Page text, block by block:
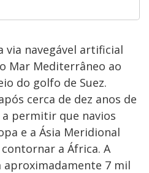
via navegável artificial
Mar Mediterrâneo ao
do golfo de Suez.
cerca de dez anos de
permitir que navios
e a Ásia Meridional
a África. A
7 mil